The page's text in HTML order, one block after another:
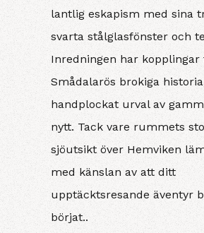
lantlig eskapism med sina
svarta stålglasfönster och
Inredningen har kopplingar
Smådalarös brokiga
handplockat urval av
nytt. Tack vare rummets
sjöutsikt över Hemviken
med känslan av att ditt
upptäcktsresande äventyr
börjat..